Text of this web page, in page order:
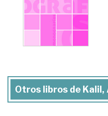
Otros libros de Kalil,